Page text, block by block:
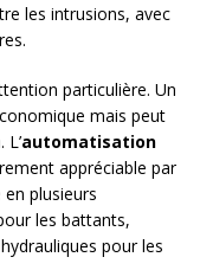
les intrusions, avec
particulière. Un
mais peut
automatisation
appréciable par
plusieurs
les battants,
pour les